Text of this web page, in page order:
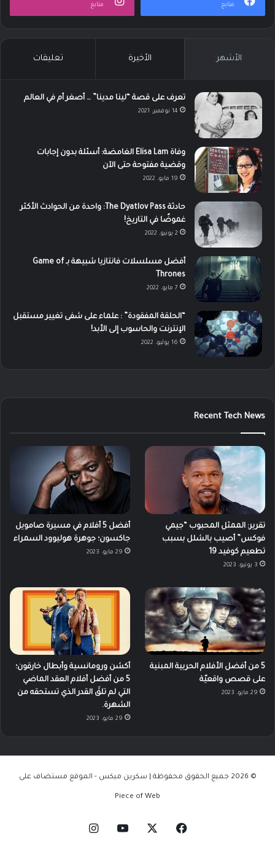
متابع متابع
الأشهر الأخيرة تعليقات
تعرف على قصة “لينا مدينا” … أصغر أم في العالم
14 نوفمبر، 2021
وفاة Elisa Lam الغامضة: أسئلة بدون إجابات
وقضية مفتوحة حتى الآن
19 مايو، 2022
حادثة The Dyatlov Pass: واحدة من الحوادث الأكثر
غموضًا في التاريخ!
2 يونيو، 2022
أفضل مسلسلات فانتازيا شبيهة بـ Game of
Thrones
7 مايو، 2022
“الحلقة المفقودة” : علماء على شفى تغيير مستقبل
الإنترنت والحاسوب إلى الأبد!
16 يوليو، 2022
Recent Tech News
تقرير: الممثل المحبوب “جيمي
فوكس” أصيب بالشلل بسبب
تطعيم كوفيد 19
3 يونيو، 2023
أفضل 5 أفلام في مسيرة صامويل
جاكسون؛ جوهرة هوليوود السمراء
29 مايو، 2023
5 من أفضل الأفلام الحربية المبنية
على قصص واقعيّة
29 مايو، 2023
أكشن ورومانسية وأبطال خارقون؛
5 من أفضل أفلام العقد الماضي
التي لم تلقَ القدر الذي تستحقه من
الشهرة.
29 مايو، 2023
© 2026 جميع الحقوق محفوظة | سكرين ميكس - الموقع مستضاف على
Piece of Web
فيسبوك ‫YouTube